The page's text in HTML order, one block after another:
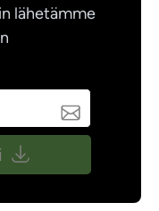
lähetämme